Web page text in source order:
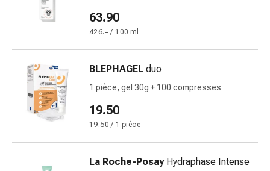
yeux
Pansements
yeux
Hygiène
et
Circulation
63.90
426.– / 100 ml
BLEPHAGEL duo
1 pièce, gel 30g + 100 compresses
19.50
19.50 / 1 pièce
La Roche-Posay Hydraphase Intense